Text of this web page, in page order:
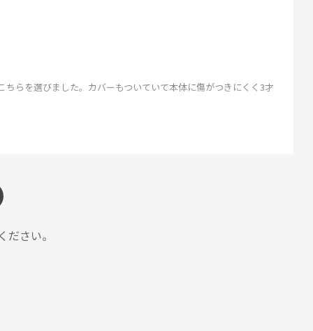
らを選びました。カバーもついていて本体に傷がつきにくく3才
ださい。